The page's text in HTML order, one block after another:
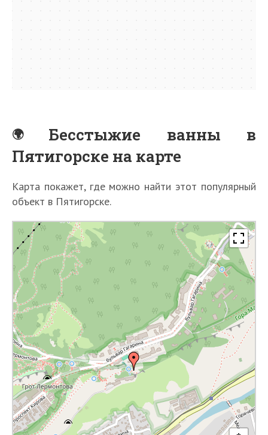
Бесстыжие ванны в
Пятигорске на карте
Карта покажет, где можно найти этот популярный
объект в Пятигорске.